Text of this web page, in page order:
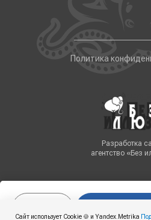
Сайт использует Cookie 🍪 и Yandex.Metrika
Политика
Разработка
агентство «Без
Made on